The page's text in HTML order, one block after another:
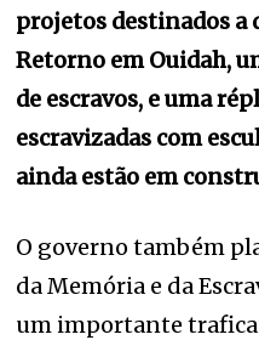
projetos destinados a
Retorno em Ouidah,
de escravos, e uma
escravizadas com
ainda estão em
O governo também
da Memória e da
um importante